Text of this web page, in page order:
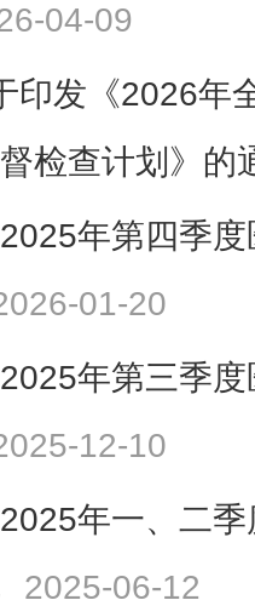
04-09
印发《2026年
检查计划》的
2025年第四季
01-20
2025年第三季
12-10
2025年一、二
2025-06-12